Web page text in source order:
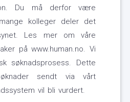
Du må derfor være
kolleger deler det
Les mer om våre
på www.human.no. Vi
søknadsprosess. Dette
sendt via vårt
vil bli vurdert.